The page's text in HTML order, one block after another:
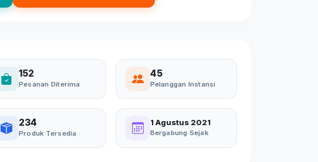
152
Pesanan Diterima
45
Pelanggan Instansi
234
Produk Tersedia
1 Agustus 2021
Bergabung Sejak